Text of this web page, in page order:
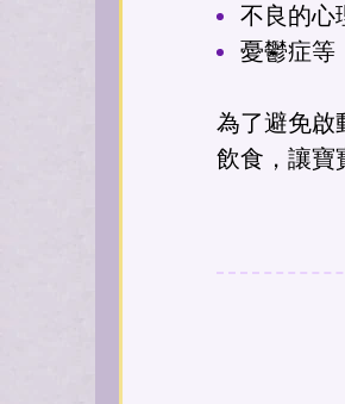
不良的心
憂鬱症等
為了避免啟
飲食，讓寶